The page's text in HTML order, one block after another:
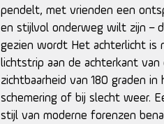
pendelt, met vrienden een
en stijlvol onderweg wilt zijn –
gezien wordt Het achterlicht is
lichtstrip aan de achterkant
zichtbaarheid van 180 graden
schemering of bij slecht weer.
stijl van moderne forenzen